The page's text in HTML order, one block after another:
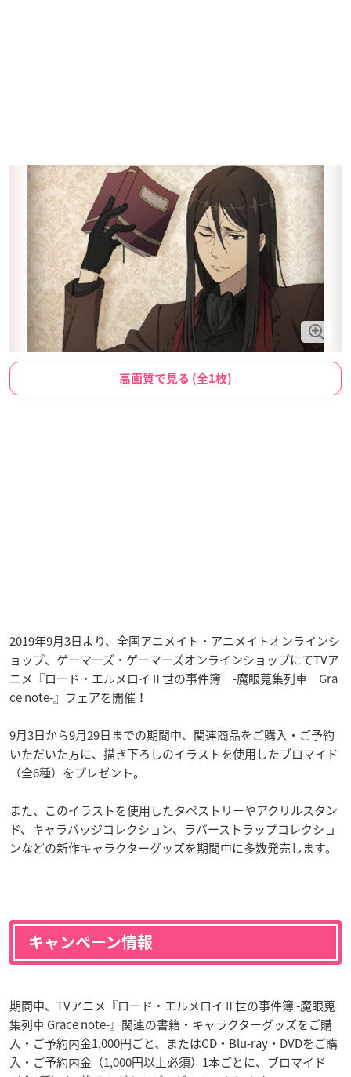
高画質で見る (全1枚)
2019年9月3日より、全国アニメイト・アニメイトオンラインシ
ョップ、ゲーマーズ・ゲーマーズオンラインショップにてTVア
ニメ『ロード・エルメロイⅡ世の事件簿 -魔眼蒐集列車 Gra
ce note-』フェアを開催！
9月3日から9月29日までの期間中、関連商品をご購入・ご予約
いただいた方に、描き下ろしのイラストを使用したブロマイド
（全6種）をプレゼント。
また、このイラストを使用したタペストリーやアクリルスタン
ド、キャラバッジコレクション、ラバーストラップコレクショ
ンなどの新作キャラクターグッズを期間中に多数発売します。
キャンペーン情報
期間中、TVアニメ『ロード・エルメロイⅡ世の事件簿 -魔眼蒐
集列車 Grace note-』関連の書籍・キャラクターグッズをご購
入・ご予約内金1,000円ごと、またはCD・Blu-ray・DVDをご購
入・ご予約内金（1,000円以上必須）1本ごとに、ブロマイド